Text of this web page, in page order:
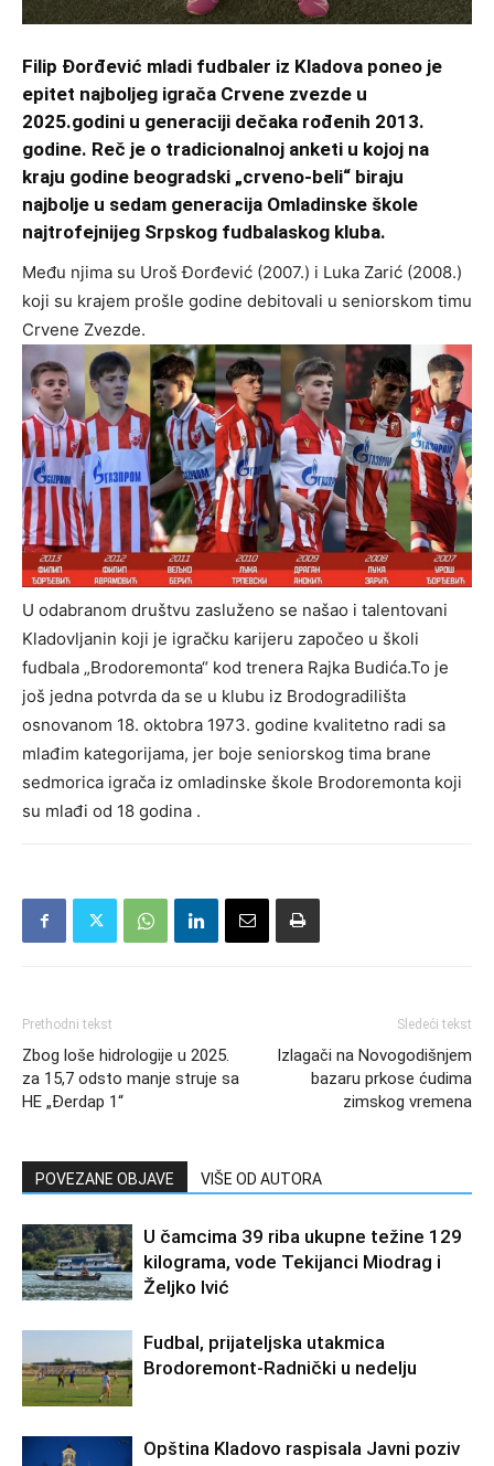
Filip Đorđević mladi fudbaler iz Kladova poneo je
epitet najboljeg igrača Crvene zvezde u
2025.godini u generaciji dečaka rođenih 2013.
godine. Reč je o tradicionalnoj anketi u kojoj na
kraju godine beogradski „crveno-beli“ biraju
najbolje u sedam generacija Omladinske škole
najtrofejnijeg Srpskog fudbalaskog kluba.
Među njima su Uroš Đorđević (2007.) i Luka Zarić (2008.)
koji su krajem prošle godine debitovali u seniorskom timu
Crvene Zvezde.
U odabranom društvu zasluženo se našao i talentovani
Kladovljanin koji je igračku karijeru započeo u školi
fudbala „Brodoremonta“ kod trenera Rajka Budića.To je
još jedna potvrda da se u klubu iz Brodogradilišta
osnovanom 18. oktobra 1973. godine kvalitetno radi sa
mlađim kategorijama, jer boje seniorskog tima brane
sedmorica igrača iz omladinske škole Brodoremonta koji
su mlađi od 18 godina .
Prethodni tekst
Zbog loše hidrologije u 2025.
za 15,7 odsto manje struje sa
HE „Đerdap 1“
Sledeći tekst
Izlagači na Novogodišnjem
bazaru prkose ćudima
zimskog vremena
POVEZANE OBJAVE VIŠE OD AUTORA
U čamcima 39 riba ukupne težine 129
kilograma, vode Tekijanci Miodrag i
Željko Ivić
Fudbal, prijateljska utakmica
Brodoremont-Radnički u nedelju
Opština Kladovo raspisala Javni poziv